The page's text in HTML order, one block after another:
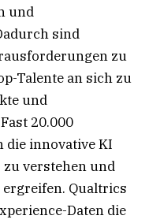
und
sind
zu
Talente an sich zu
und
20.000
die innovative KI
verstehen und
Qualtrics
Daten die